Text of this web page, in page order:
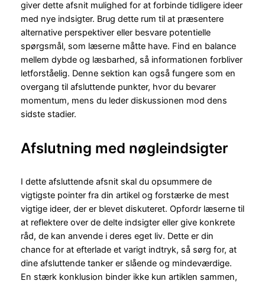
giver dette afsnit mulighed for at forbinde tidligere ideer
med nye indsigter. Brug dette rum til at præsentere
alternative perspektiver eller besvare potentielle
spørgsmål, som læserne måtte have. Find en balance
mellem dybde og læsbarhed, så informationen forbliver
letforståelig. Denne sektion kan også fungere som en
overgang til afsluttende punkter, hvor du bevarer
momentum, mens du leder diskussionen mod dens
sidste stadier.
Afslutning med nøgleindsigter
I dette afsluttende afsnit skal du opsummere de
vigtigste pointer fra din artikel og forstærke de mest
vigtige ideer, der er blevet diskuteret. Opfordr læserne til
at reflektere over de delte indsigter eller give konkrete
råd, de kan anvende i deres eget liv. Dette er din
chance for at efterlade et varigt indtryk, så sørg for, at
dine afsluttende tanker er slående og mindeværdige.
En stærk konklusion binder ikke kun artiklen sammen,